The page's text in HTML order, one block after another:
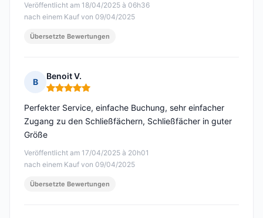
Veröffentlicht am 18/04/2025 à 06h36
nach einem Kauf von 09/04/2025
Übersetzte Bewertungen
B
Benoit V.
Hinweis: 5 von 5
Veröffentlicht am 17/04/2025 à 20h01
nach einem Kauf von 09/04/2025
Perfekter Service, einfache Buchung, sehr einfacher
Zugang zu den Schließfächern, Schließfächer in guter
Größe
Übersetzte Bewertungen